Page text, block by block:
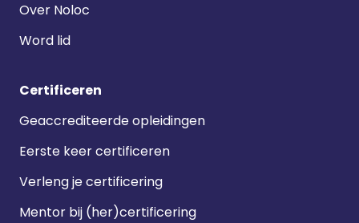
Over Noloc
Word lid
Certificeren
Geaccrediteerde opleidingen
Eerste keer certificeren
Verleng je certificering
Mentor bij (her)certificering